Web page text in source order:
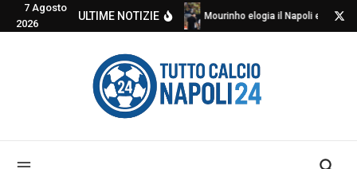
Salta al contenuto
7 Agosto
2026
ULTIME NOTIZIE Mourinho elogia il Napoli e critica